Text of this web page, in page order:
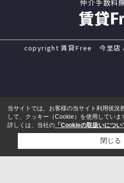
仲介手数料
copyright 賃貸Free 今里店
来店予約
当サイトでは、お客様の当サイト利用状況
して、クッキー（Cookie）を使用していま
詳しくは、当社の 「Cookieの取扱いについ
閉じる